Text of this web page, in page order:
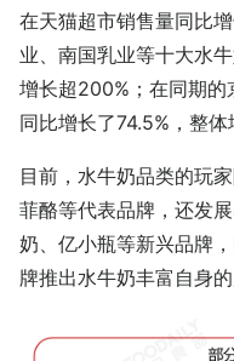
在天猫超市销售量同比
业、南国乳业等十大水
增长超200%；在同期
同比增长了74.5%，整体
目前，水牛奶品类的玩
菲酪等代表品牌，还发
奶、亿小瓶等新兴品牌
牌推出水牛奶丰富自身的